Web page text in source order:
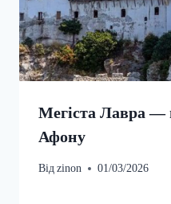
Мегіста Лавра —
Афону
Відzinon 01/03/2026